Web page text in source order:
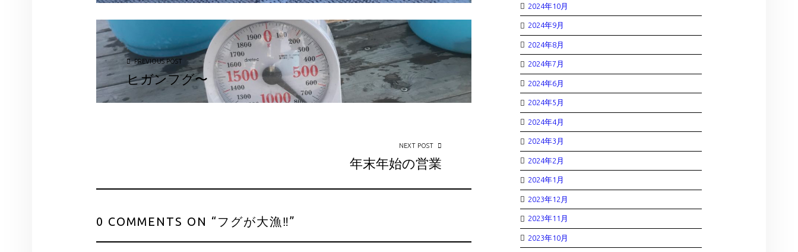
投稿ナビゲーション
PREVIOUS POST
ヒガンフグ〜
NEXT POST
年末年始の営業
0 COMMENTS ON “ フグが大漁‼︎”
2024年10月
2024年9月
2024年8月
2024年7月
2024年6月
2024年5月
2024年4月
2024年3月
2024年2月
2024年1月
2023年12月
2023年11月
2023年10月